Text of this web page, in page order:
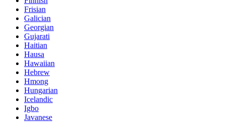
Frisian
Galician
Georgian
Gujarati
Haitian
Hausa
Hawaiian
Hebrew
Hmong
Hungarian
Icelandic
Igbo
Javanese